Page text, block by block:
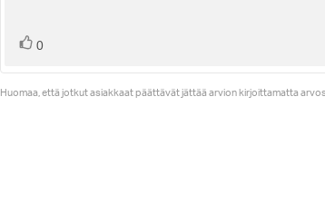
Äänestä
0
Huomaa, että jotkut asiakkaat päättävät jättää arvion kirjoittamatta